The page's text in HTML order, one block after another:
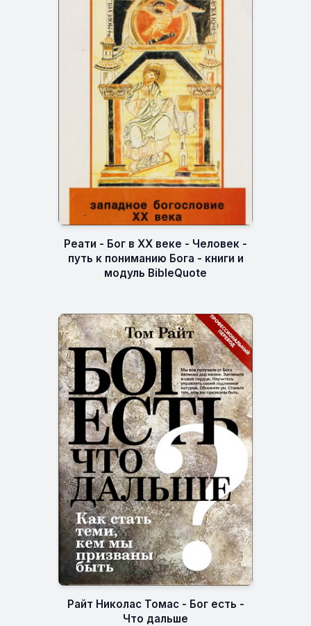
Реати - Бог в XX веке - Человек -
путь к пониманию Бога - книги и
модуль BibleQuote
Райт Николас Томас - Бог есть -
Что дальше